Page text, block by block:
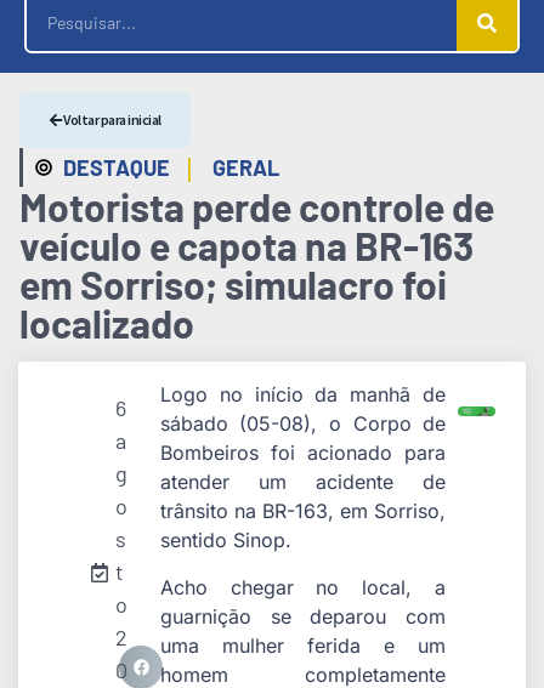
DESTAQUE | GERAL
Voltar para inicial
Motorista perde controle de
veículo e capota na BR-163
em Sorriso; simulacro foi
localizado
6
a
g
o
s
t
o
2
0
Logo no início da manhã de
sábado (05-08), o Corpo de
Bombeiros foi acionado para
atender um acidente de
trânsito na BR-163, em Sorriso,
sentido Sinop.
Acho chegar no local, a
guarnição se deparou com
uma mulher ferida e um
homem completamente